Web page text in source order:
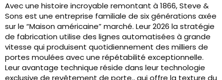
Avec une histoire incroyable remontant à 1866, Steve &
Sons est une entreprise familiale de six générations axée
sur le “Maison américaine” marché. Leur 2026 la stratégie
de fabrication utilise des lignes automatisées à grande
vitesse qui produisent quotidiennement des milliers de
portes moulées avec une répétabilité exceptionnelle.
Leur avantage technique réside dans leur technologie
exclusive de revêtement de porte., qui offre la texture du